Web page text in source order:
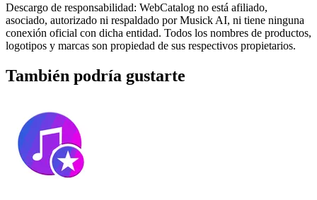
Descargo de responsabilidad: WebCatalog no está afiliado,
asociado, autorizado ni respaldado por Musick AI, ni tiene ninguna
conexión oficial con dicha entidad. Todos los nombres de productos,
logotipos y marcas son propiedad de sus respectivos propietarios.
También podría gustarte